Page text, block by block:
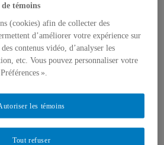
venir
CRISES
dialogue
témoins
(cookies) afin de collecter des
d’améliorer votre expérience sur
contenus vidéo, d’analyser les
etc. Vous pouvez personnaliser votre
».
Tout refuser
les témoins